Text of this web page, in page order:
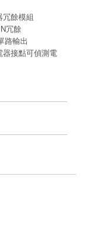
餘模組
冗餘
路輸出
器接點可偵測電